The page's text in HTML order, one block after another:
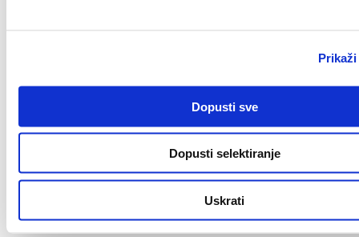
Dopusti sve
Dopusti selektiranje
Uskrati
Zagreb
Finance & AI Process Reengineering Intern